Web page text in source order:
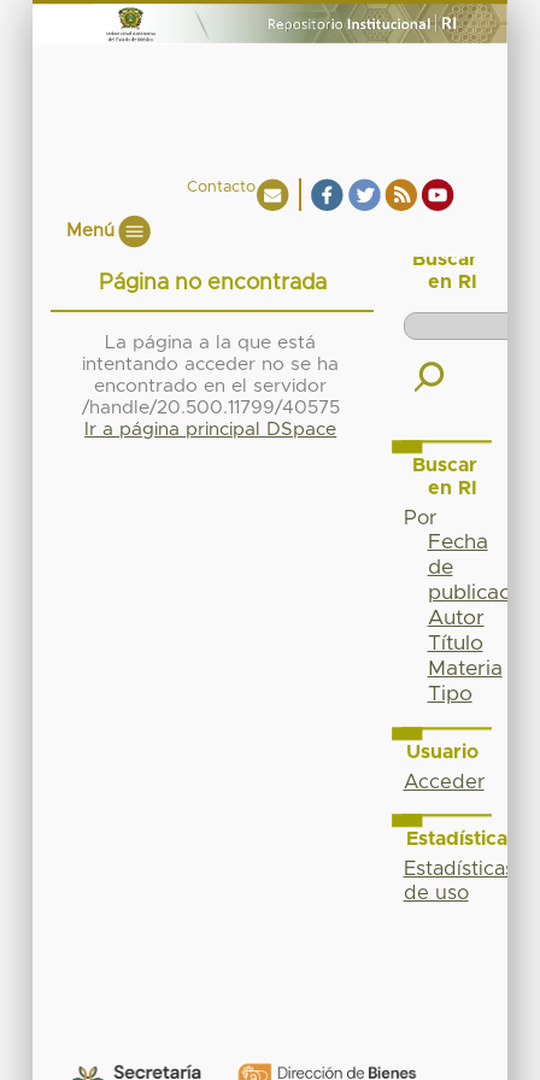
Contacto
Menú
Página no encontrada
La página a la que está
intentando acceder no se ha
encontrado en el servidor
/handle/20.500.11799/40575
Ir a página principal DSpace
Buscar
en RI
Buscar
en RI
Por
Fecha
de
publicación
Autor
Título
Materia
Tipo
Usuario
Acceder
Estadísticas
Estadísticas
de uso